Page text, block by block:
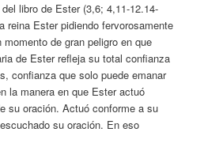
libro de Ester (3,6; 4,11-12.14-
reina Ester pidiendo fervorosamente
de gran peligro en que
de Ester refleja su total confianza
confianza que solo puede emanar
la manera en que Ester actuó
su oración. Actuó conforme a su
su oración. En eso